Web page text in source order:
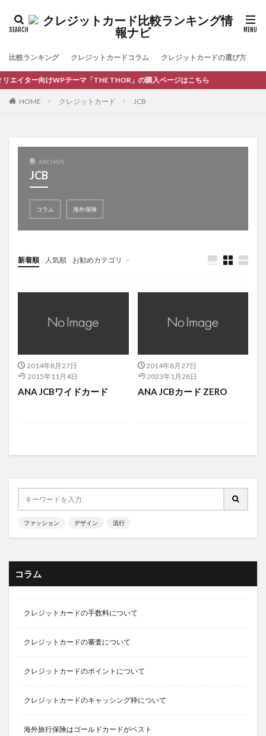
比較ランキング クレジットカードコラム クレジットカードの選び方
イター向けWPテーマ「THE THOR」の購入ページはこちら
HOME クレジットカード JCB
ARCHIVE
JCB
コラム 海外保険
新着順 人気順 お勧めカテゴリ
コラム
2014年8月27日
2015年11月4日
ANA JCBワイドカード
2014年8月27日
2023年1月28日
ANA JCBカード ZERO
ファッション デザイン 流行
コラム
クレジットカードの手数料について
クレジットカードの審査について
クレジットカードのポイントについて
クレジットカードのキャッシング枠について
海外旅行保険はゴールドカードがベスト